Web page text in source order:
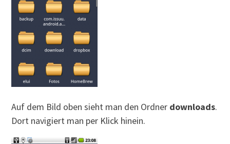
Auf dem Bild oben sieht man den Ordner downloads.
Dort navigiert man per Klick hinein.